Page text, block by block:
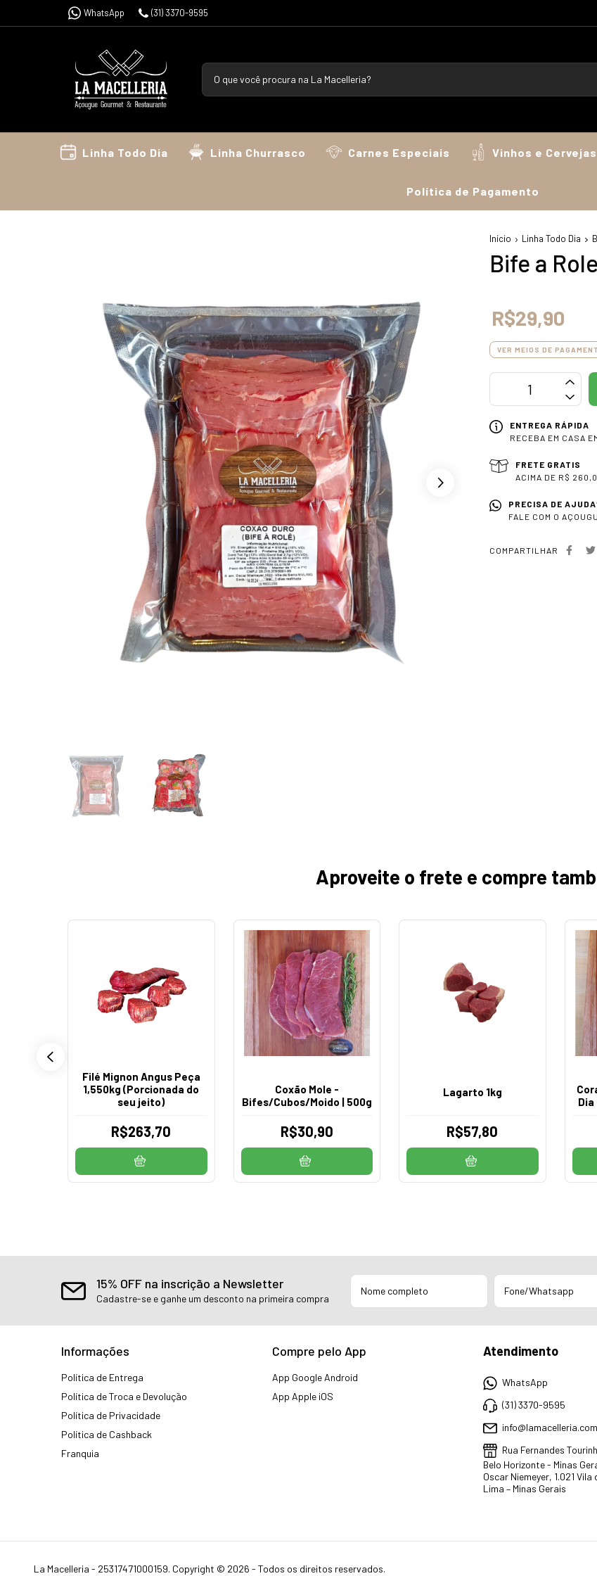
WhatsApp (31) 3370-9595
Linha Todo Dia Linha Churrasco Carnes Especiais Vinhos e Cervejas
Política de Pagamento
Início Linha Todo Dia
Bife a
R$29,90
VER MEIOS DE
ENTREGA RÁPIDA
RECEBA EM CASA
FRETE GRATIS
ACIMA DE R$
PRECISA DE
FALE COM O
COMPARTILHAR
Aproveite o frete e compre
Filé Mignon Angus Peça
1,550kg (Porcionada do
seu jeito)
R$263,70
Coxão Mole -
Bifes/Cubos/Moido | 500g
R$30,90
Lagarto 1kg
R$57,80
15% OFF na inscrição a Newsletter
Cadastre-se e ganhe um desconto na primeira compra
Informações
Política de Entrega
Política de Troca e Devolução
Política de Privacidade
Política de Cashback
Franquia
Compre pelo App
App Google Android
App Apple iOS
Atendimento
WhatsApp
(31) 3370-9595
Rua Fernandes
Belo Horizonte - Minas
Oscar Niemeyer, 1.021
Lima – Minas Gerais
La Macelleria - 25317471000159. Copyright © 2026 - Todos os direitos reservados.